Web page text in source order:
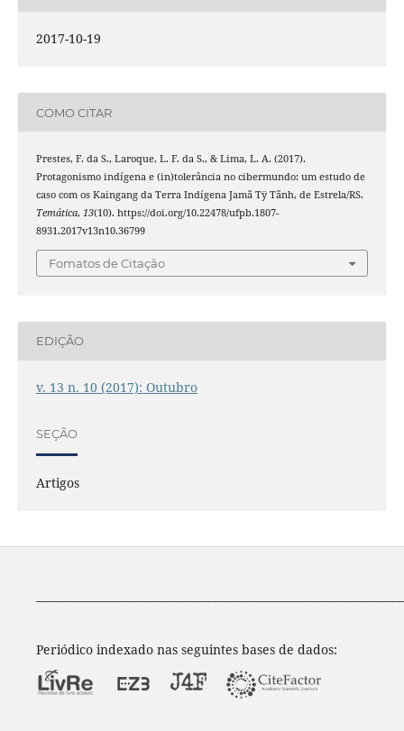
2017-10-19
COMO CITAR
Prestes, F. da S., Laroque, L. F. da S., & Lima, L. A. (2017).
Protagonismo indígena e (in)tolerância no cibermundo: um estudo de
caso com os Kaingang da Terra Indígena Jamã Tÿ Tãnh, de Estrela/RS.
Temática, 13(10). https://doi.org/10.22478/ufpb.1807-
8931.2017v13n10.36799
Fomatos de Citação
EDIÇÃO
v. 13 n. 10 (2017): Outubro
SEÇÃO
Artigos
Periódico indexado nas seguintes bases de dados: